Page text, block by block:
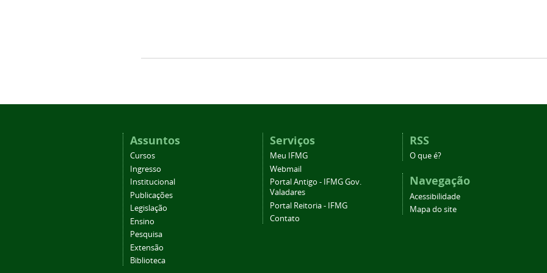
Assuntos
Cursos
Ingresso
Institucional
Publicações
Legislação
Ensino
Pesquisa
Extensão
Biblioteca
Serviços
Meu IFMG
Webmail
Portal Antigo - IFMG Gov.
Valadares
Portal Reitoria - IFMG
Contato
RSS
O que é?
Navegação
Acessibilidade
Mapa do site